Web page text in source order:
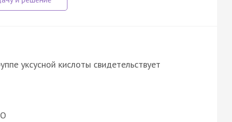
уксусной кислоты свидетельствует
O